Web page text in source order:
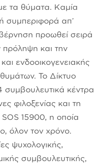
τα θύματα. Καμία
συμπεριφορά απ’
προωθεί σειρά
πρόληψη και την
ενδοοικογενειακής
Το Δίκτυο
κέντρα
φιλοξενίας και τη
15900, η οποία
όλον τον χρόνο.
ψυχολογικής,
συμβουλευτικής,